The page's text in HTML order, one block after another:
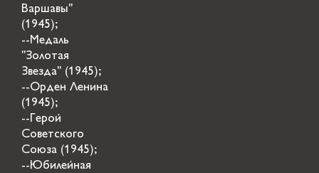
Варшавы"
(1945);
--Медаль
"Золотая
Звезда" (1945);
--Орден Ленина
(1945);
--Герой
Советского
Союза (1945);
--Юбилейная